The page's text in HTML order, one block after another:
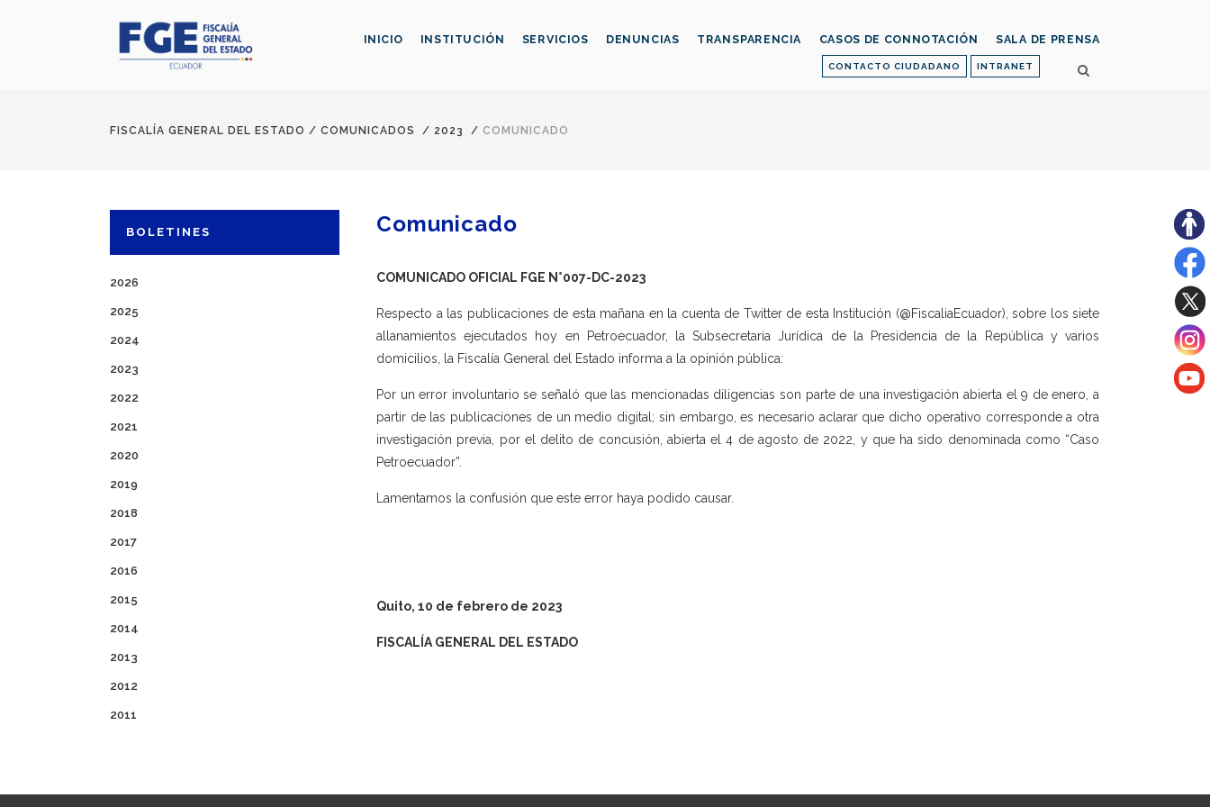
CONTACTO CIUDADANO INTRANET
INICIO INSTITUCIÓN SERVICIOS DENUNCIAS TRANSPARENCIA CASOS DE CONNOTACIÓN SALA DE PRENSA
FISCALÍA GENERAL DEL ESTADO / COMUNICADOS / 2023 / COMUNICADO
BOLETINES
2026
2025
2024
2023
2022
2021
2020
2019
2018
2017
2016
2015
2014
2013
2012
2011
Comunicado
COMUNICADO OFICIAL FGE N°007-DC-2023
Respecto a las publicaciones de esta mañana en la cuenta de Twitter de esta Institución (@FiscaliaEcuador), sobre los siete
allanamientos ejecutados hoy en Petroecuador, la Subsecretaría Jurídica de la Presidencia de la República y varios
domicilios, la Fiscalía General del Estado informa a la opinión pública:
Por un error involuntario se señaló que las mencionadas diligencias son parte de una investigación abierta el 9 de enero, a
partir de las publicaciones de un medio digital; sin embargo, es necesario aclarar que dicho operativo corresponde a otra
investigación previa, por el delito de concusión, abierta el 4 de agosto de 2022, y que ha sido denominada como “Caso
Petroecuador”.
Lamentamos la confusión que este error haya podido causar.
Quito, 10 de febrero de 2023
FISCALÍA GENERAL DEL ESTADO